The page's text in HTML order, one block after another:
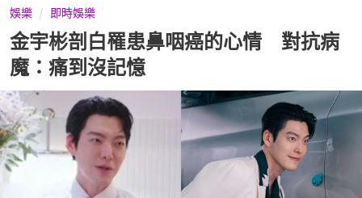
娛樂 即時娛樂
金宇彬剖白罹患鼻咽癌的心情 對抗病
魔：痛到沒記憶